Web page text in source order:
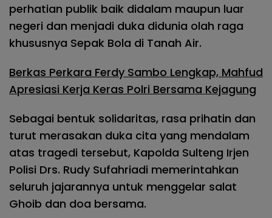
perhatian publik baik didalam maupun luar
negeri dan menjadi duka didunia olah raga
khususnya Sepak Bola di Tanah Air.
Berkas Perkara Ferdy Sambo Lengkap, Mahfud
Apresiasi Kerja Keras Polri Bersama Kejagung
Sebagai bentuk solidaritas, rasa prihatin dan
turut merasakan duka cita yang mendalam
atas tragedi tersebut, Kapolda Sulteng Irjen
Polisi Drs. Rudy Sufahriadi memerintahkan
seluruh jajarannya untuk menggelar salat
Ghoib dan doa bersama.